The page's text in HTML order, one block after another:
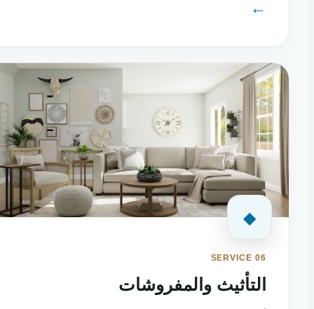
◆
SERVICE 06
التأثيث والمفروشات